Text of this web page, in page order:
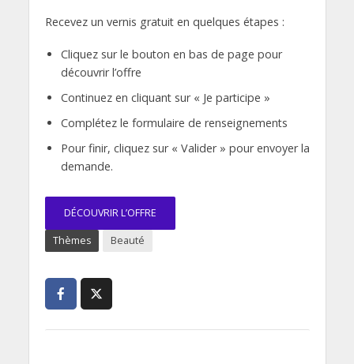
Recevez un vernis gratuit en quelques étapes :
Cliquez sur le bouton en bas de page pour
découvrir l’offre
Continuez en cliquant sur « Je participe »
Complétez le formulaire de renseignements
Pour finir, cliquez sur « Valider » pour envoyer la
demande.
DÉCOUVRIR L’OFFRE
Thèmes Beauté